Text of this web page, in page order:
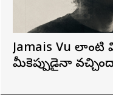
Jamais Vu లాంటి
మీకెప్పుడైనా